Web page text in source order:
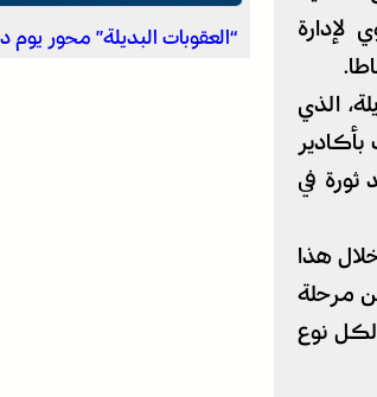
لإدارة
البديلة، الذي
بأكادير
ثورة في
هذا
مرحلة
لكل نوع
“العقوبات البديلة” محور يوم